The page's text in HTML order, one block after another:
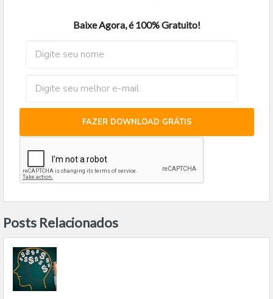
Baixe Agora, é 100% Gratuito!
FAZER DOWNLOAD GRÁTIS
Posts Relacionados